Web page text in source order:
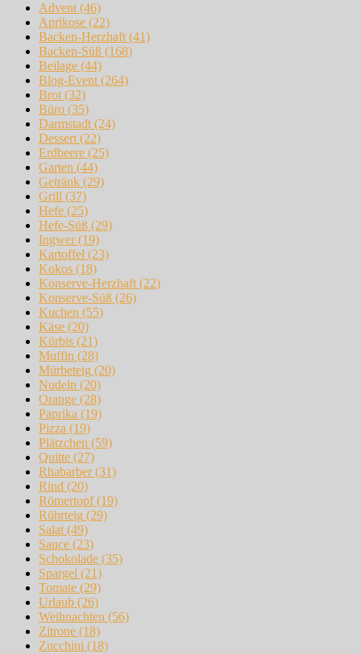
Advent (46)
Aprikose (22)
Backen-Herzhaft (41)
Backen-Süß (168)
Beilage (44)
Blog-Event (264)
Brot (32)
Büro (35)
Darmstadt (24)
Dessert (22)
Erdbeere (25)
Garten (44)
Getränk (29)
Grill (37)
Hefe (25)
Hefe-Süß (29)
Ingwer(19)
Kartoffel (23)
Kokos (18)
Konserve-Herzhaft (22)
Konserve-Süß (26)
Kuchen (55)
Käse (20)
Kürbis (21)
Muffin (28)
Mürbeteig (20)
Nudeln (20)
Orange (28)
Paprika (19)
Pizza (19)
Plätzchen (59)
Quitte (27)
Rhabarber(31)
Rind (20)
Römertopf(19)
Rührteig (29)
Salat (49)
Sauce (23)
Schokolade (35)
Spargel (21)
Tomate (29)
Urlaub (26)
Weihnachten (56)
Zitrone (18)
Zucchini (18)